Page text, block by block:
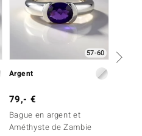
57-60
Argent
79,- €
Bague en argent et
Améthyste de Zambie